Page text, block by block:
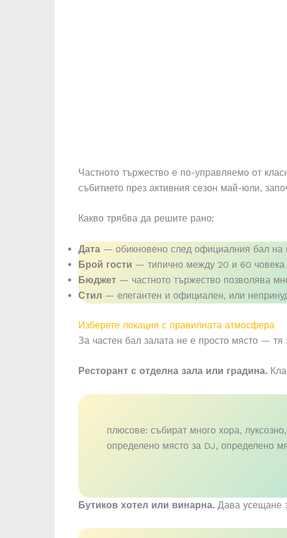
Частното тържество е по-управляемо от
събитието през активния сезон май-юли,
Какво трябва да решите рано:
Дата — обикновено след официалния бал на
Брой гости — типично между 20 и 60 човека
Бюджет — частното тържество позволява
Стил — елегантен и официален, или
Изберете локация с правилната атмосфера
За частен бал залата не е просто място —
Ресторант с отделна зала или градина.
плюсове: събират много хора,
определено място за DJ, определено
Бутиков хотел или винарна. Дава усещане